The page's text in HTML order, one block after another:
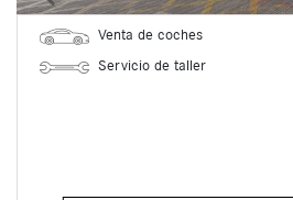
Venta de coches
Servicio de taller